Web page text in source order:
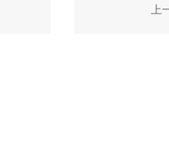
上